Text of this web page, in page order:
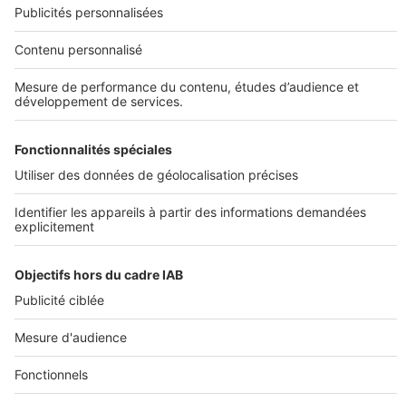
Annuaire des professionnels
SELOGER NEUF
Conditions Générales d'Utilisation
Politique Générale de Protection des Données
Fonctionnement du site
PROFESSIONNELS
© 2026 - SeLogerNeuf.com